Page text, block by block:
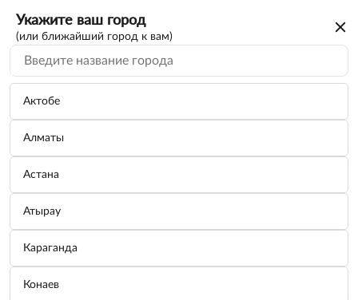
Укажите ваш город
(или ближайший город к вам)
Актобе
Алматы
Астана
Атырау
Караганда
Конаев